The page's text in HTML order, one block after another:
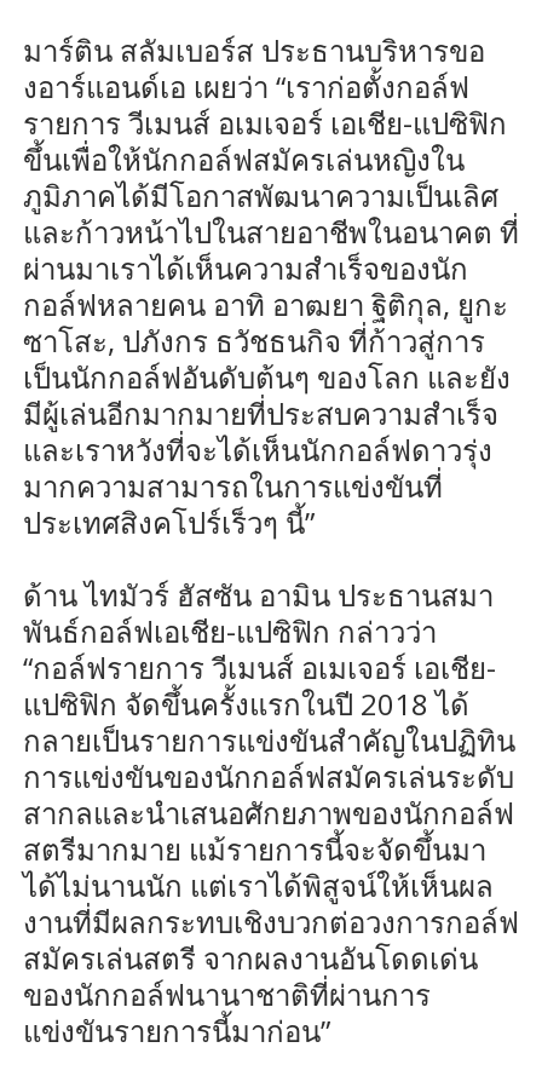
มาร์ติน สลัมเบอร์ส ประธานบริหารขอ
งอาร์แอนด์เอ เผยว่า “เราก่อตั้งกอล์ฟ
รายการ วีเมนส์ อเมเจอร์ เอเชีย-แปซิฟิก
ขึ้นเพื่อให้นักกอล์ฟสมัครเล่นหญิงใน
ภูมิภาคได้มีโอกาสพัฒนาความเป็นเลิศ
และก้าวหน้าไปในสายอาชีพในอนาคต ที่
ผ่านมาเราได้เห็นความสำเร็จของนัก
กอล์ฟหลายคน อาทิ อาฒยา ฐิติกุล, ยูกะ
ซาโสะ, ปภังกร ธวัชธนกิจ ที่ก้าวสู่การ
เป็นนักกอล์ฟอันดับต้นๆ ของโลก และยัง
มีผู้เล่นอีกมากมายที่ประสบความสำเร็จ
และเราหวังที่จะได้เห็นนักกอล์ฟดาวรุ่ง
มากความสามารถในการแข่งขันที่
ประเทศสิงคโปร์เร็วๆ นี้”
ด้าน ไทมัวร์ ฮัสซัน อามิน ประธานสมา
พันธ์กอล์ฟเอเชีย-แปซิฟิก กล่าวว่า
“กอล์ฟรายการ วีเมนส์ อเมเจอร์ เอเชีย-
แปซิฟิก จัดขึ้นครั้งแรกในปี 2018 ได้
กลายเป็นรายการแข่งขันสำคัญในปฏิทิน
การแข่งขันของนักกอล์ฟสมัครเล่นระดับ
สากลและนำเสนอศักยภาพของนักกอล์ฟ
สตรีมากมาย แม้รายการนี้จะจัดขึ้นมา
ได้ไม่นานนัก แต่เราได้พิสูจน์ให้เห็นผล
งานที่มีผลกระทบเชิงบวกต่อวงการกอล์ฟ
สมัครเล่นสตรี จากผลงานอันโดดเด่น
ของนักกอล์ฟนานาชาติที่ผ่านการ
แข่งขันรายการนี้มาก่อน”